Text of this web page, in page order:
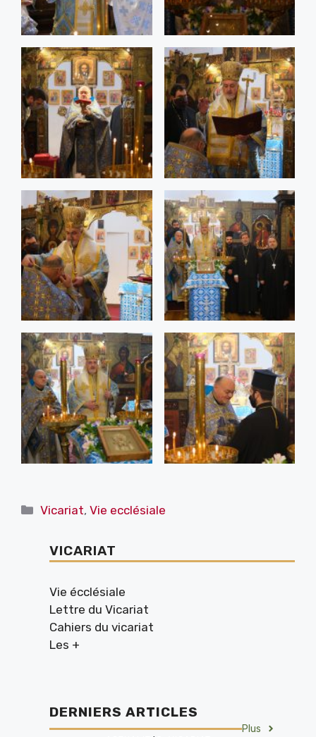
Catégories
Vicariat,Vie ecclésiale
VICARIAT
Vie écclésiale
Lettre du Vicariat
Cahiers du vicariat
Les +
DERNIERS ARTICLES
Plus